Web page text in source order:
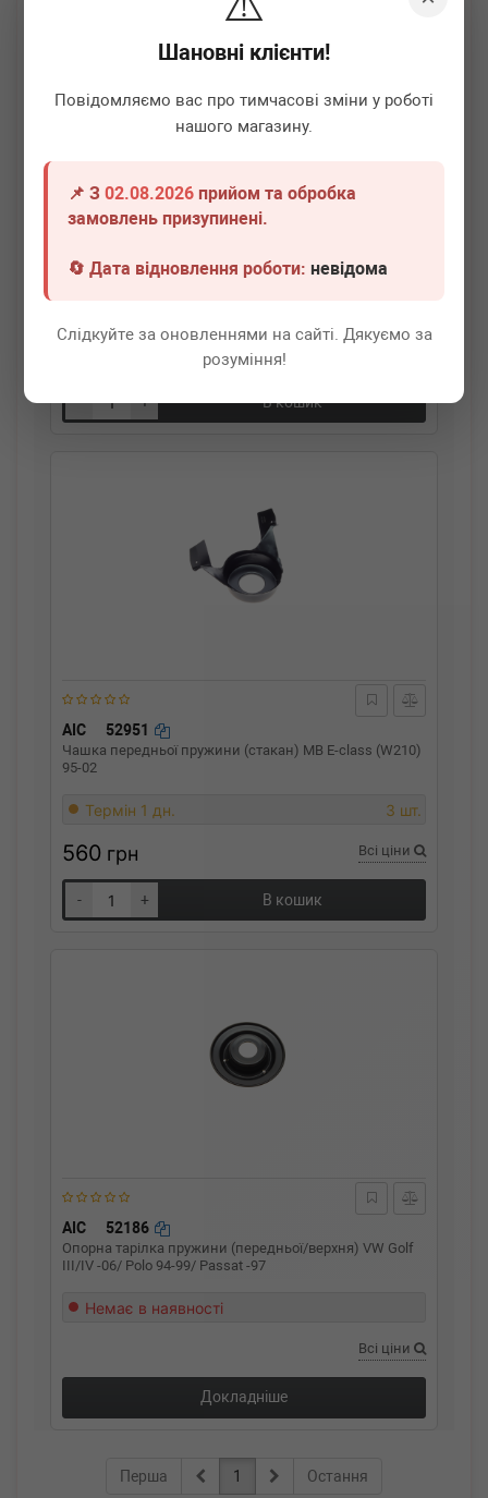
Шановні клієнти!
Повідомляємо вас про тимчасові зміни у роботі
нашого магазину.
📌 З02.08.2026 прийом та обробка
замовлень призупинені.
🔄 Дата відновлення роботи:невідома
Слідкуйте за оновленнями на сайті. Дякуємо за
розуміння!
03-14
- + В кошик
AIC 52951
Чашка передньої пружини (стакан) MB E-class (W210)
95-02
Термін 1 дн. 3 шт.
560 грн Всі ціни
- + В кошик
AIC 52186
Опорна тарілка пружини (передньої/верхня) VW Golf
III/IV -06/ Polo 94-99/ Passat -97
Немає в наявності
Всі ціни
Докладніше
Перша 1 Остання